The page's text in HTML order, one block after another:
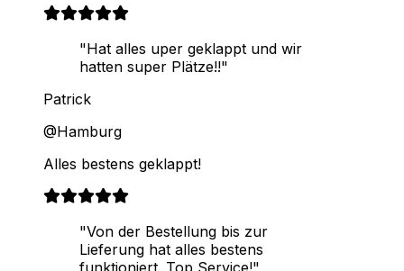
"Hat alles uper geklappt und wir
hatten super Plätze!!"
Patrick
@Hamburg
Alles bestens geklappt!
"Von der Bestellung bis zur
Lieferung hat alles bestens
funktioniert. Top Service!"